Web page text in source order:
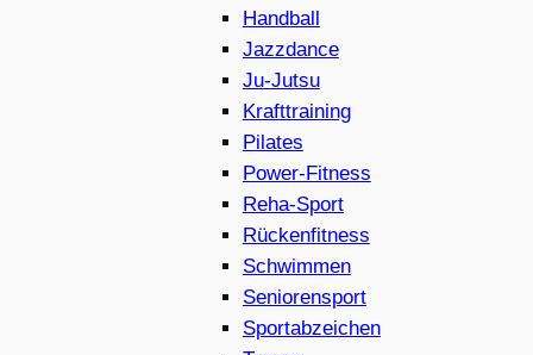
Handball
Jazzdance
Ju-Jutsu
Krafttraining
Pilates
Power-Fitness
Reha-Sport
Rückenfitness
Schwimmen
Seniorensport
Sportabzeichen